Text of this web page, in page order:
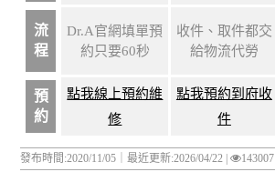
流
程
Dr.A官網填單預
約只要60秒
收件、取件都交
給物流代勞
預
約
點我線上預約維
修
點我預約到府收
件
發布時間:2020/11/05｜最近更新:2026/04/22 | 143007